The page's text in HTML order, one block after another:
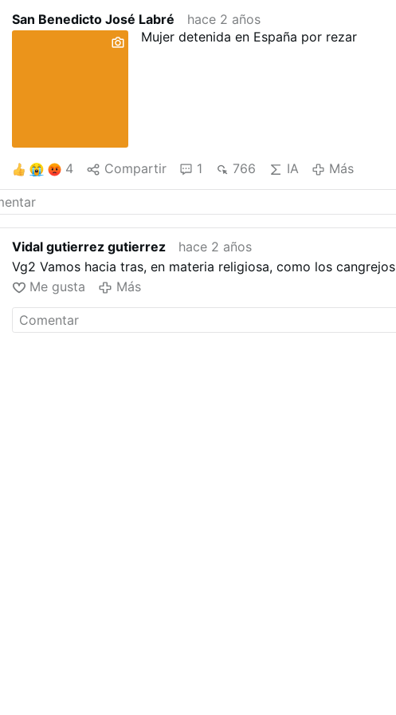
San Benedicto José Labré
hace 2 años
Mujer detenida en España por rezar
4 Compartir 1 766 IA Más
Vidal gutierrez gutierrez
hace 2 años
Vg2 Vamos hacia tras, en materia religiosa, como los cangrejos
Me gusta
Más